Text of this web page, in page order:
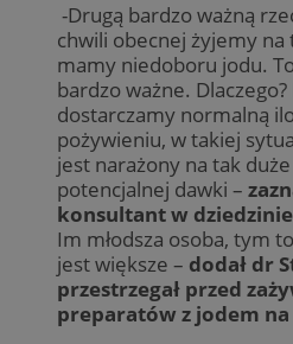
-Drugą bardzo ważną
chwili obecnej żyjemy na
mamy niedoboru jodu.
bardzo ważne.
dostarczamy normalną
pożywieniu, w takiej
jest narażony na tak
potencjalnej dawki –
konsultant w
Im młodsza osoba, tym
jest większe – dodał dr
przestrzegał przed
preparatów z jodem na